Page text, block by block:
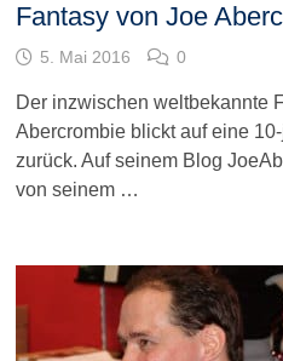
Fantasy von Joe
5. Mai 2016 0
Der inzwischen weltbekannte
Abercrombie blickt auf eine
zurück. Auf seinem Blog
von seinem …